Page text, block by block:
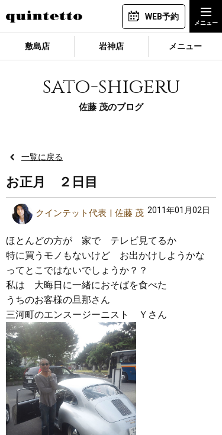
WEB予約
敷島店 岩神店 メニュー
sato-shigeru
佐藤 茂のブログ
一覧に戻る
お正月 ２日目
クインテット代表 佐藤 茂 2011年01月02日
ほとんどの方が 家で テレビ見てるか
特に買うモノもないけど お出かけしようかな
ってとこではないでしょうか？？
私は 大晦日に一緒におそばを食べた
うちのお客様の旦那さん
三河町のエンスージーニスト Ｙさん